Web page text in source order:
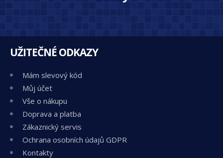
UŽITEČNÉ ODKAZY
Mám slevový kód
Můj účet
Vše o nákupu
Doprava a platba
Zákaznický servis
Ochrana osobních údajů GDPR
Kontakty